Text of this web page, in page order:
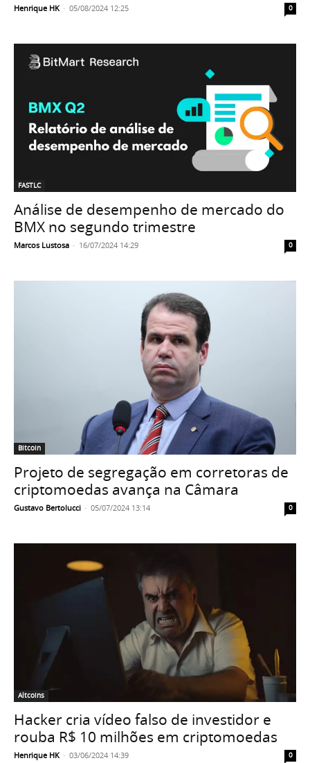
Henrique HK - 05/08/2024 12:25 0
FASTLC
Análise de desempenho de mercado do
BMX no segundo trimestre
Marcos Lustosa - 16/07/2024 14:29 0
Bitcoin
Projeto de segregação em corretoras de
criptomoedas avança na Câmara
Gustavo Bertolucci - 05/07/2024 13:14 0
Altcoins
Hacker cria vídeo falso de investidor e
rouba R$ 10 milhões em criptomoedas
Henrique HK - 03/06/2024 14:39 0